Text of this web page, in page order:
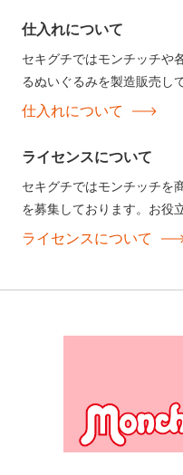
仕入れについて
セキグチではモンチッチや
るぬいぐるみを製造販売し
仕入れについて
ライセンスについて
セキグチではモンチッチを
を募集しております。お役
ライセンスについて